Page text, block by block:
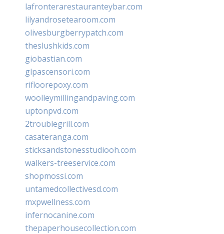
lafronterarestauranteybar.com
lilyandrosetearoom.com
olivesburgberrypatch.com
theslushkids.com
giobastian.com
glpascensori.com
rifloorepoxy.com
woolleymillingandpaving.com
uptonpvd.com
2troublegrill.com
casateranga.com
sticksandstonesstudiooh.com
walkers-treeservice.com
shopmossi.com
untamedcollectivesd.com
mxpwellness.com
infernocanine.com
thepaperhousecollection.com